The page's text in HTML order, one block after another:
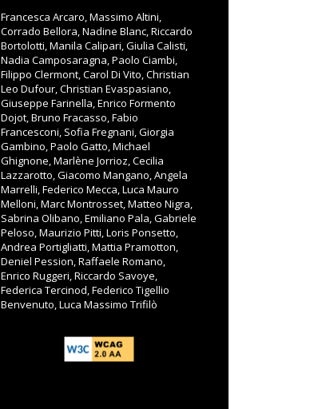
Francesca Arcaro, Massimo Altini,
Corrado Bellora, Nadine Blanc, Riccardo
Bortolotti, Manila Calipari, Giulia Calisti,
Nadia Camposaragna, Paolo Ciambi,
Filippo Clermont, Carol Di Vito, Christian
Leo Dufour, Christian Evaspasiano,
Giuseppe Farinella, Enrico Formento
Dojot, Bruno Fracasso, Fabio
Francesconi, Sofia Fregnani, Giorgia
Gambino, Paolo Gatto, Michael
Ghignone, Marlène Jorrioz, Cecilia
Lazzarotto, Giacomo Mangano, Angela
Marrelli, Federico Mecca, Luca Mauro
Melloni, Marc Montrosset, Matteo Nigra,
Sabrina Olibano, Emiliano Pala, Gabriele
Peloso, Maurizio Pitti, Loris Ponsetto,
Andrea Portigliatti, Mattia Pramotton,
Deniel Pession, Raffaele Romano,
Enrico Ruggeri, Riccardo Savoye,
Federica Tercinod, Federico Tigellio
Benvenuto, Luca Massimo Trifilò